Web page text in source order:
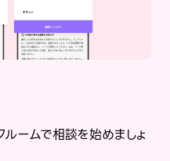
ルームで相談を始めましょ